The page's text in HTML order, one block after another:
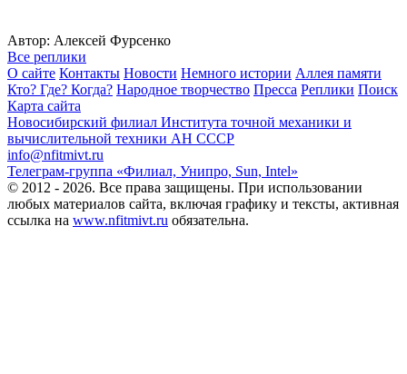
Автор: Алексей Фурсенко
Все реплики
О сайте Контакты Новости Немного истории Аллея памяти
Кто? Где? Когда? Народное творчество Пресса Реплики Поиск
Карта сайта
Новосибирский филиал Института точной механики и
вычислительной техники АН СССР
info@nfitmivt.ru
Телеграм-группа «Филиал, Унипро, Sun, Intel»
© 2012 - 2026. Все права защищены. При использовании
любых материалов сайта, включая графику и тексты, активная
ссылка на www.nfitmivt.ru обязательна.